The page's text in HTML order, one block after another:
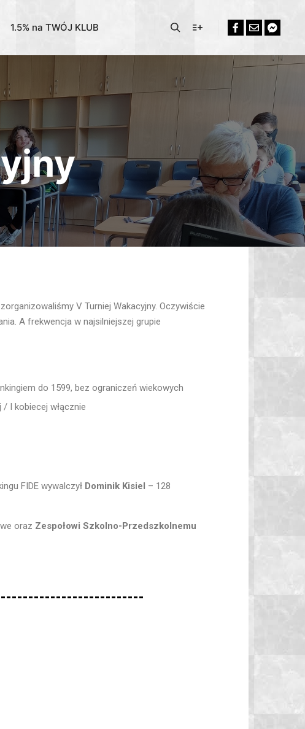
1.5% na TWÓJ KLUB
V Turniej Wakacyjny. Oczywiście
A frekwencja w najsilniejszej grupie
do 1599, bez ograniczeń wiekowych
I kobiecej włącznie
FIDE wywalczył Dominik Kisiel – 128
oraz Zespołowi Szkolno-Przedszkolnemu